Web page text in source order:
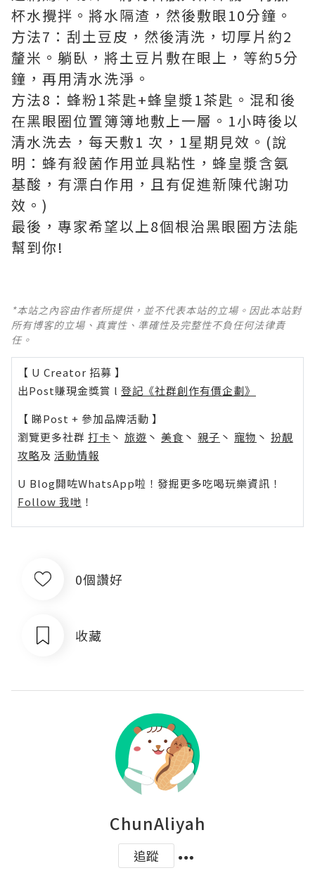
杯水攪拌。將水隔渣，然後敷眼10分鐘。
方法7：刮土豆皮，然後清洗，切厚片約2
釐米。躺臥，將土豆片敷在眼上，等約5分
鐘，再用清水洗淨。
方法8：蜂粉1茶匙+蜂皇漿1茶匙。混和後
在黑眼圈位置簿簿地敷上一層。1小時後以
清水洗去，每天敷1 次，1星期見效。(說
明：蜂有殺菌作用並具粘性，蜂皇漿含氨
基酸，有漂白作用，且有促進新陳代謝功
效。)
最後，專家希望以上8個根治黑眼圈方法能
幫到你!
*本站之內容由作者所提供，並不代表本站的立場。因此本站對
所有博客的立場、真實性、準確性及完整性不負任何法律責
任。
【 U Creator 招募 】
出Post賺現金獎賞 l 登記《社群創作有價企劃》
【 睇Post + 參加品牌活動 】
瀏覽更多社群 打卡 丶 旅遊 丶 美食 丶 親子 丶 寵物 丶 扮靚
攻略及 活動情報
U Blog開咗WhatsApp啦！發掘更多吃喝玩樂資訊！
Follow 我哋 ！
0個讚好
收藏
ChunAliyah
追蹤